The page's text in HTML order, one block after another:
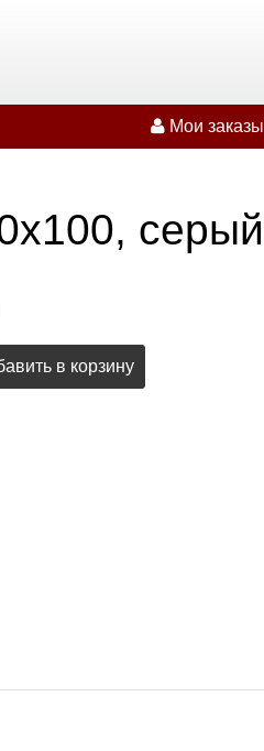
Мои заказы
серый
в корзину